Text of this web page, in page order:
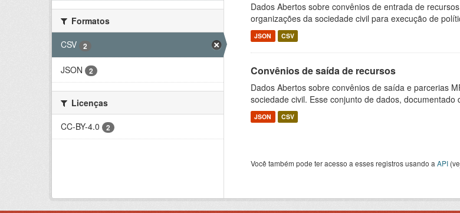
Formatos
CSV
2
JSON 2
Licenças
CC-BY-4.0
2
Dados Abertos sobre convênios de entrada de
organizações da sociedade civil para execução de
JSON CSV
Convênios de saída de recursos
Dados Abertos sobre convênios de saída e parcerias
sociedade civil. Esse conjunto de dados, documentado
JSON CSV
Você também pode ter acesso a esses registros usando a API